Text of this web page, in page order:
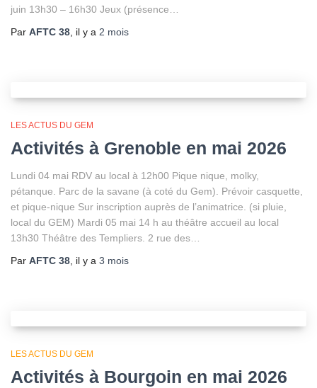
juin 13h30 – 16h30 Jeux (présence…
Par AFTC 38 , il y a 2 mois
LES ACTUS DU GEM
Activités à Grenoble en mai 2026
Lundi 04 mai RDV au local à 12h00 Pique nique, molky,
pétanque. Parc de la savane (à coté du Gem). Prévoir casquette,
et pique-nique Sur inscription auprès de l’animatrice. (si pluie,
local du GEM) Mardi 05 mai 14 h au théâtre accueil au local
13h30 Théâtre des Templiers. 2 rue des…
Par AFTC 38 , il y a 3 mois
LES ACTUS DU GEM
Activités à Bourgoin en mai 2026